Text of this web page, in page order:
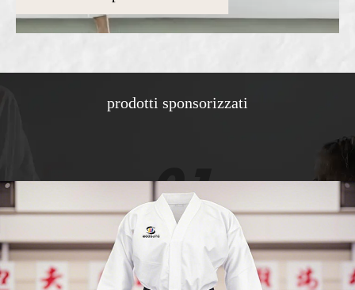
prodotti sponsorizzati
02